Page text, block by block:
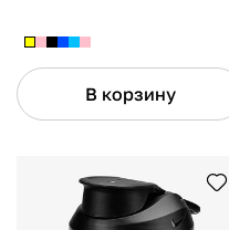
В корзину